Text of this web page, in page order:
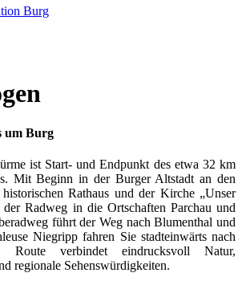
Burg
um Burg
ist Start- und Endpunkt des etwa 32 km
Mit Beginn in der Burger Altstadt an den
Rathaus und der Kirche „Unser
Radweg in die Ortschaften Parchau und
führt der Weg nach Blumenthal und
Niegripp fahren Sie stadteinwärts nach
verbindet eindrucksvoll Natur,
regionale Sehenswürdigkeiten.